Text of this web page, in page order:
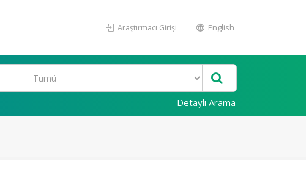
Araştırmacı Girişi English
Detaylı Arama